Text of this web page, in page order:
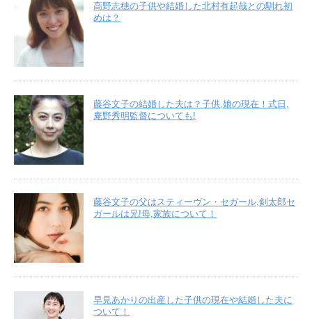
高野志穂の子供や結婚した北村有起哉との馴れ初
めは？
藤谷文子の結婚した夫は？子供,娘の現在！式日,
庵野秀明監督についても!
藤谷文子の父はスティーヴン・セガール,剣太郎セ
ガールは兄!母,家族について！
早見あかりの出産した子供の現在や結婚した夫に
ついて！